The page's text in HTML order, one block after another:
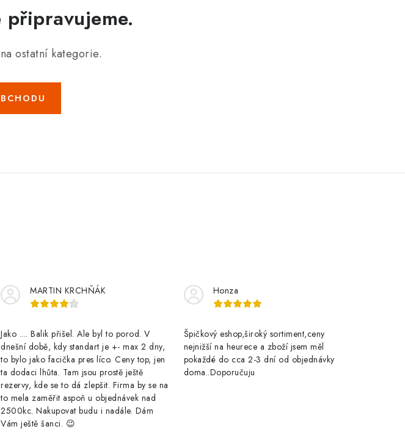
ostatní kategorie.
MARTIN KRCHŇÁK
Jako .... Balik přišel. Ale byl to porod. V
dnešní době, kdy standart je +- max 2 dny,
to bylo jako facička pres líco. Ceny top, jen
ta dodaci lhůta. Tam jsou prostě ještě
rezervy, kde se to dá zlepšit. Firma by se na
to mela zaměřit aspoň u objednávek nad
2500kc. Nakupovat budu i nadále. Dám
Vám ještě šanci. 😉
Honza
Špičkový eshop,široký sortiment,ceny
nejnižší na heurece a zboží jsem měl
pokaždé do cca 2-3 dní od objednávky
doma..Doporučuju